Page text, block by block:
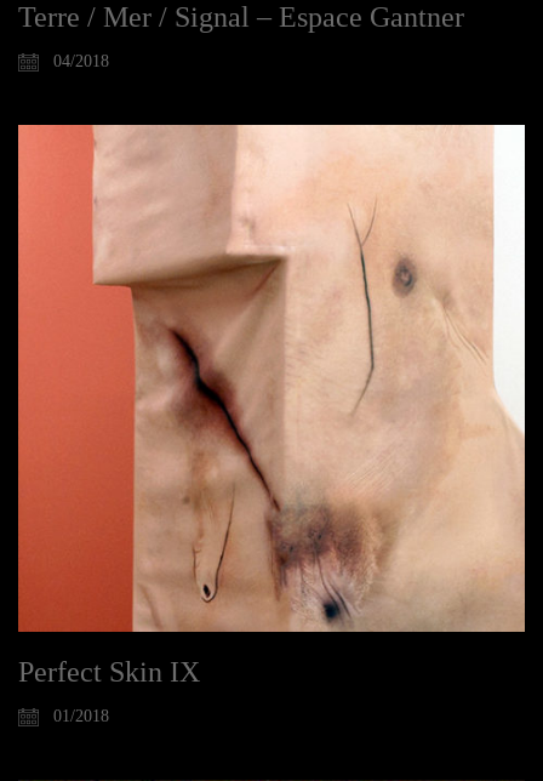
Terre / Mer / Signal – Espace Gantner
04/2018
Perfect Skin IX
01/2018